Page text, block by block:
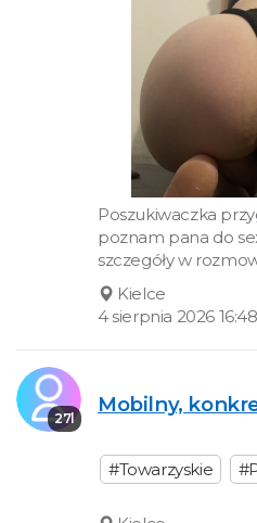
Poszukiwaczka
poznam pana do
szczegóły w
Kielce
4 sierpnia 2026 16:48
27l
Mobilny,
#Towarzyskie